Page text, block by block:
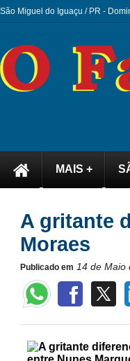
São Miguel do Iguaçu / PR -
MAIS +
A gritante
Moraes
Publicado em 14 de Maio